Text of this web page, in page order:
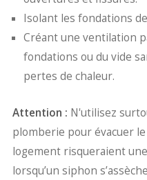
Isolant les fondations
Créant une ventilation
fondations ou du vide
pertes de chaleur.
Attention : N'utilisez
plomberie pour évacuer
logement risqueraient
lorsqu’un siphon